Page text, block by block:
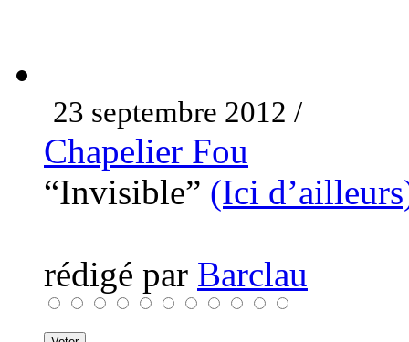
23 septembre 2012 /
Chapelier Fou
“Invisible” (Ici
rédigé par Barclau